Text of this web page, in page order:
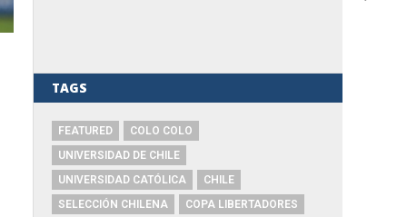
TAGS
FEATURED
COLO COLO
UNIVERSIDAD DE CHILE
UNIVERSIDAD CATÓLICA
CHILE
SELECCIÓN CHILENA
COPA LIBERTADORES